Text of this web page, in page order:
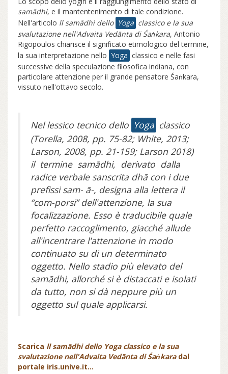
samādhi, e il mantentenimento di tale condizione.
Nell'articolo ll samādhi dello Yoga classico e la sua
svalutazione nell'Advaita Vedānta di Śaṅkara, Antonio
Rigopoulos chiarisce il significato etimologico del termine,
la sua interpretazione nello Yoga classico e nelle fasi
successive della speculazione filosofica indiana, con
particolare attenzione per il grande pensatore Śaṅkara,
vissuto nell'ottavo secolo.
Nel lessico tecnico dello Yoga classico
(Torella, 2008, pp. 75-82; White, 2013;
Larson, 2008, pp. 21-159; Larson 2018)
il termine samādhi, derivato dalla
radice verbale sanscrita dhā con i due
prefissi sam- ā-, designa alla lettera il
“com-porsi” dell'attenzione, la sua
focalizzazione. Esso è traducibile quale
perfetto raccoglimento, giacché allude
all'incentrare l'attenzione in modo
continuato su di un determinato
oggetto. Nello stadio più elevato del
samādhi, allorché si è distaccati e isolati
da tutto, non si dà neppure più un
oggetto sul quale applicarsi.
Scarica ll samādhi dello Yoga classico e la sua
svalutazione nell'Advaita Vedānta di Śaṅkaradal
portale iris.unive.it...